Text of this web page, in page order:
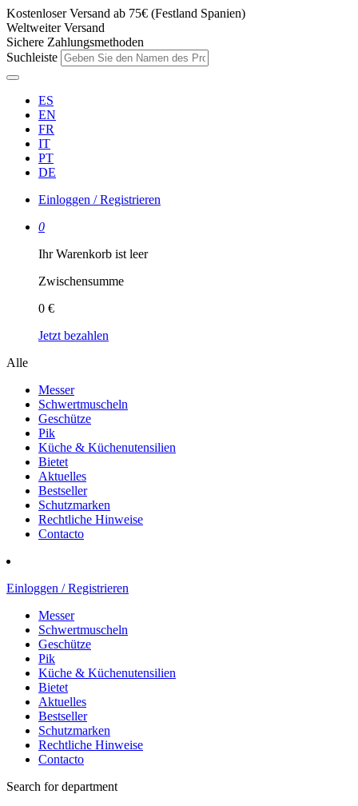
Kostenloser Versand ab 75€ (Festland Spanien)
Weltweiter Versand
Sichere Zahlungsmethoden
Suchleiste
ES
EN
FR
IT
PT
DE
Einloggen / Registrieren
0
Ihr Warenkorb ist leer
Zwischensumme
0 €
Jetzt bezahlen
Alle
Messer
Schwertmuscheln
Geschütze
Pik
Küche & Küchenutensilien
Bietet
Aktuelles
Bestseller
Schutzmarken
Rechtliche Hinweise
Contacto
Einloggen / Registrieren
Messer
Schwertmuscheln
Geschütze
Pik
Küche & Küchenutensilien
Bietet
Aktuelles
Bestseller
Schutzmarken
Rechtliche Hinweise
Contacto
Search for department